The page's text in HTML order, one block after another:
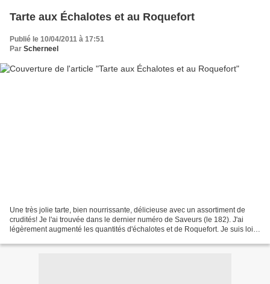
Tarte aux Échalotes et au Roquefort
Publié le 10/04/2011 à 17:51
Par Scherneel
Une très jolie tarte, bien nourrissante, délicieuse avec un assortiment de
crudités! Je l'ai trouvée dans le dernier numéro de Saveurs (le 182). J'ai
légèrement augmenté les quantités d'échalotes et de Roquefort. Je suis loin